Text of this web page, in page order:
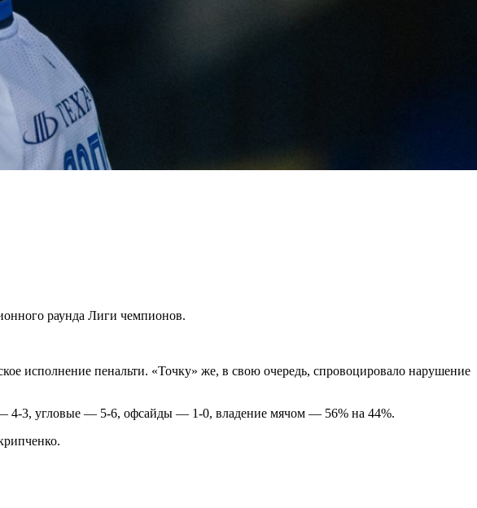
раунда Лиги чемпионов.
исполнение пенальти. «Точку» же, в свою очередь, спровоцировало нарушение
4-3, угловые — 5-6, офсайды — 1-0, владение мячом — 56% на 44%.